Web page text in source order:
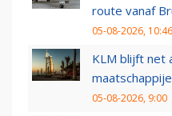
route vanaf
05-08-2026, 10:46
KLM blijft net
05-08-2026, 9:00